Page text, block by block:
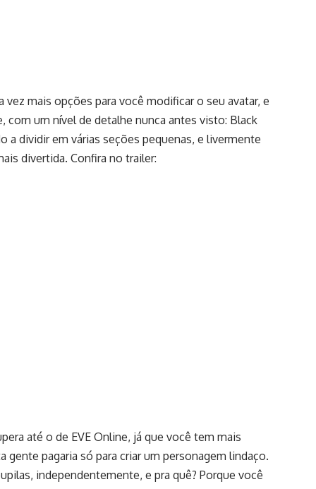
mais opções para você modificar o seu avatar, e
com um nível de detalhe nunca antes visto: Black
a dividir em várias seções pequenas, e livermente
divertida. Confira no trailer:
até o de EVE Online, já que você tem mais
pagaria só para criar um personagem lindaço.
independentemente, e pra quê? Porque você